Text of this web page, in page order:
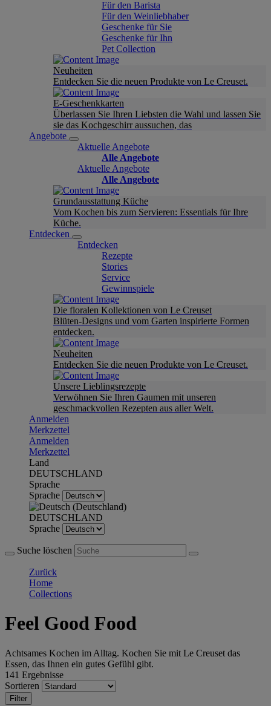
Für den Barista
Für den Weinliebhaber
Geschenke für Sie
Geschenke für Ihn
Pet Collection
Neuheiten
Entdecken Sie die neuen Produkte von Le Creuset.
E-Geschenkkarten
Überlassen Sie Ihren Liebsten die Wahl und lassen Sie
sie das Kochgeschirr aussuchen, das
Angebote
Aktuelle Angebote
Alle Angebote
Aktuelle Angebote
Alle Angebote
Grundausstattung Küche
Vom Kochen bis zum Servieren: Essentials für Ihre
Küche.
Entdecken
Entdecken
Rezepte
Stories
Service
Gewinnspiele
Die floralen Kollektionen von Le Creuset
Blüten-Designs und vom Garten inspirierte Formen
entdecken.
Neuheiten
Entdecken Sie die neuen Produkte von Le Creuset.
Unsere Lieblingsrezepte
Verwöhnen Sie Ihren Gaumen mit unseren
geschmackvollen Rezepten aus aller Welt.
Anmelden
Merkzettel
Anmelden
Merkzettel
Land
DEUTSCHLAND
Sprache
Sprache
DEUTSCHLAND
Sprache
Suche löschen
Zurück
Home
Collections
Feel Good Food
Achtsames Kochen im Alltag. Kochen Sie mit Le Creuset das
Essen, das Ihnen ein gutes Gefühl gibt.
141 Ergebnisse
Sortieren
Filter